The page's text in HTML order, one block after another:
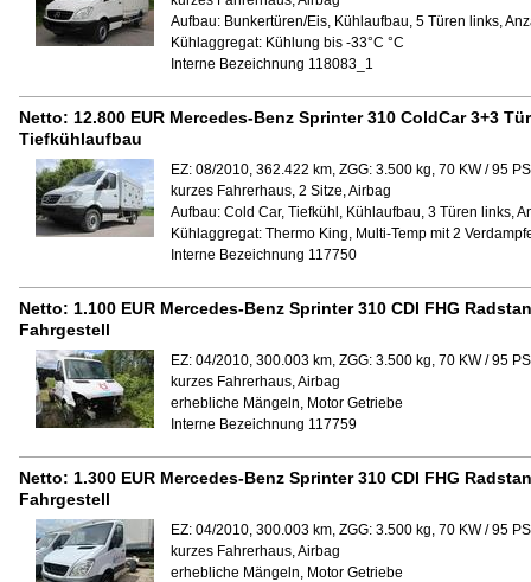
Aufbau: Bunkertüren/Eis, Kühlaufbau, 5 Türen links,
Kühlaggregat: Kühlung bis -33°C °C
Interne Bezeichnung 118083_1
Netto: 12.800 EUR Mercedes-Benz Sprinter 310 ColdCar 3+3
Tiefkühlaufbau
EZ: 08/2010, 362.422 km, ZGG: 3.500 kg, 70 KW / 95
kurzes Fahrerhaus, 2 Sitze, Airbag
Aufbau: Cold Car, Tiefkühl, Kühlaufbau, 3 Türen links,
Kühlaggregat: Thermo King, Multi-Temp mit 2
Interne Bezeichnung 117750
Netto: 1.100 EUR Mercedes-Benz Sprinter 310 CDI FHG
Fahrgestell
EZ: 04/2010, 300.003 km, ZGG: 3.500 kg, 70 KW / 95
kurzes Fahrerhaus, Airbag
erhebliche Mängeln, Motor Getriebe
Interne Bezeichnung 117759
Netto: 1.300 EUR Mercedes-Benz Sprinter 310 CDI FHG
Fahrgestell
EZ: 04/2010, 300.003 km, ZGG: 3.500 kg, 70 KW / 95
kurzes Fahrerhaus, Airbag
erhebliche Mängeln, Motor Getriebe